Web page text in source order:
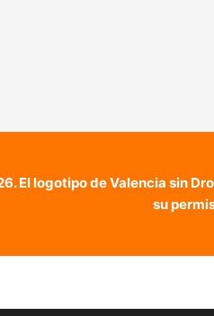
El logotipo de Valencia sin
su